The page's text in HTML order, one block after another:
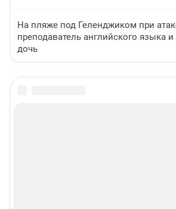
На пляже под Геленджиком при
преподаватель английского языка и
дочь